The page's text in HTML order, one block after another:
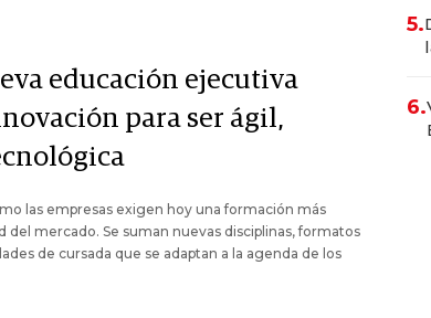
educación ejecutiva
para ser ágil,
las empresas exigen hoy una formación más
del mercado. Se suman nuevas disciplinas, formatos
de cursada que se adaptan a la agenda de los
5.
6.